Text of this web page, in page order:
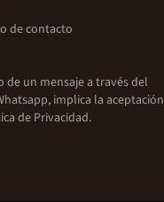
de contacto
de un mensaje a través del
implica la aceptación
de Privacidad.